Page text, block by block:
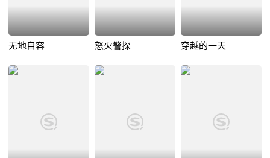
无地自容 怒火警探 穿越的一天